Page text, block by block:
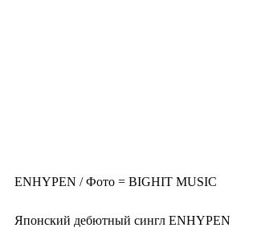
ENHYPEN / Фото = BIGHIT MUSIC
Японский дебютный сингл ENHYPEN